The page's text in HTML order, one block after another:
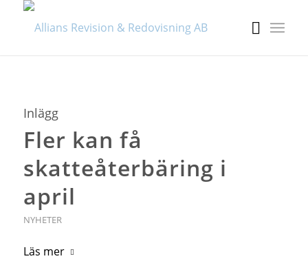
Inlägg
Fler kan få
skatteåterbäring i
april
NYHETER
Läs mer